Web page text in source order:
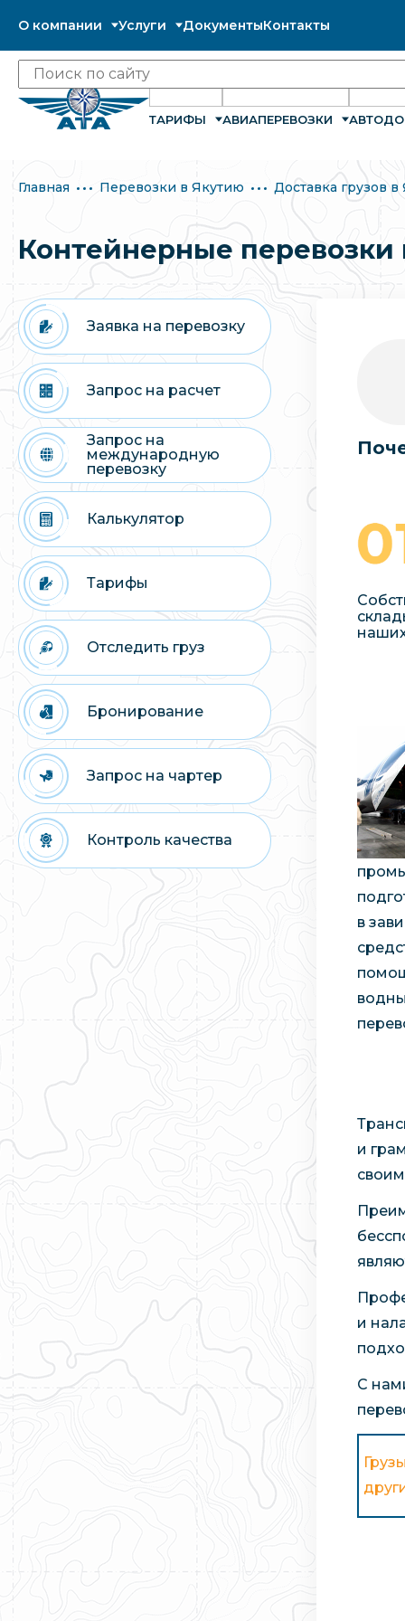
О компании Услуги ДокументыКонтакты
ТАРИФЫ АВИАПЕРЕВОЗКИ
Главная Перевозки в Якутию Доставка грузов
Контейнерные перевозки
Заявка на перевозку
Запрос на расчет
Запрос на
международную
перевозку
Калькулятор
Тарифы
Отследить груз
Бронирование
Запрос на чартер
Контроль качества
в
и
и
С